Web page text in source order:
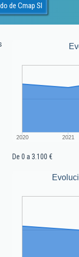
de Cmap Sl
2020 2021
De 0 a 3.100 €